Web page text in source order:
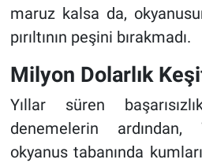
maruz kalsa da,
pırıltının peşini bırakmadı.
Milyon Dolarlık
Yıllar süren
denemelerin
okyanus tabanında